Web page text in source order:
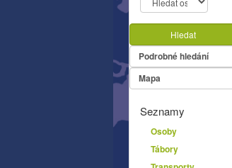
Hledat
Podrobné hledání
Mapa
Seznamy
Osoby
Tábory